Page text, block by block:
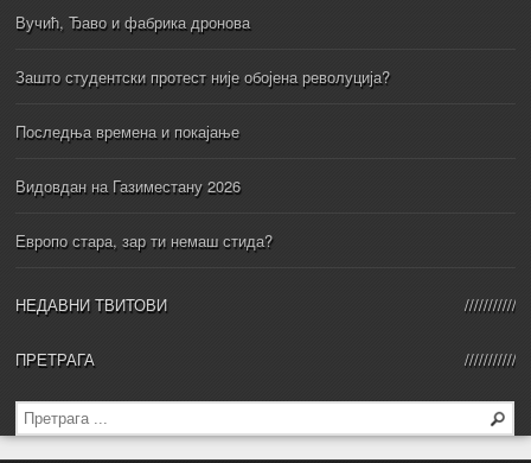
Вучић, Ђаво и фабрика дронова
Зашто студентски протест није обојена револуција?
Последња времена и покајање
Видовдан на Газиместану 2026
Европо стара, зар ти немаш стида?
НЕДАВНИ ТВИТОВИ
ПРЕТРАГА